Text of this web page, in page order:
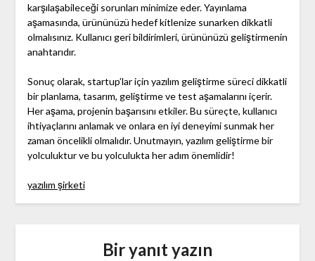
karşılaşabileceği sorunları minimize eder. Yayınlama
aşamasında, ürününüzü hedef kitlenize sunarken dikkatli
olmalısınız. Kullanıcı geri bildirimleri, ürününüzü geliştirmenin
anahtarıdır.
Sonuç olarak, startup’lar için yazılım geliştirme süreci dikkatli
bir planlama, tasarım, geliştirme ve test aşamalarını içerir.
Her aşama, projenin başarısını etkiler. Bu süreçte, kullanıcı
ihtiyaçlarını anlamak ve onlara en iyi deneyimi sunmak her
zaman öncelikli olmalıdır. Unutmayın, yazılım geliştirme bir
yolculuktur ve bu yolculukta her adım önemlidir!
yazılım şirketi
Bir yanıt yazın